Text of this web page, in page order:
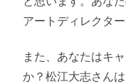
アートディレクタ
また、あなたはキ
か？松江大志さん